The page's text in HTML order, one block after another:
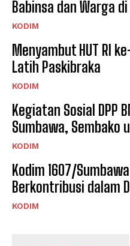
Babinsa dan Warga
KODIM
Menyambut HUT RI
Latih Paskibraka
KODIM
Kegiatan Sosial DPP
Sumbawa, Sembako
KODIM
Kodim 1607/
Berkontribusi dalam
KODIM